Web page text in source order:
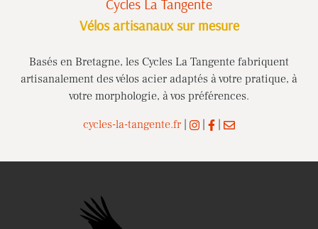
Cycles La Tangente
Vélos artisanaux sur mesure
Basés en Bretagne, les Cycles La Tangente fabriquent
artisanalement des vélos acier adaptés à votre pratique, à
votre morphologie, à vos préférences.
cycles-la-tangente.fr